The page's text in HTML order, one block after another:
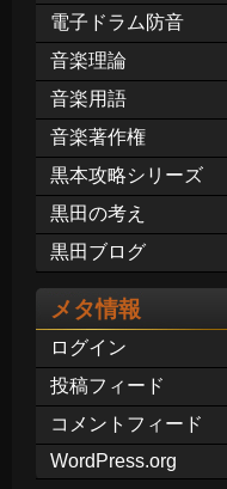
電子ドラム防音
音楽理論
音楽用語
音楽著作権
黒本攻略シリーズ
黒田の考え
黒田ブログ
メタ情報
ログイン
投稿フィード
コメントフィード
WordPress.org